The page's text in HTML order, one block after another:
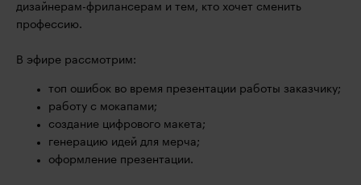
дизайнерам-фрилансерам и тем, кто хочет сменить
профессию.
В эфире рассмотрим:
топ ошибок во время презентации работы заказчику;
работу с мокапами;
создание цифрового макета;
генерацию идей для мерча;
оформление презентации.